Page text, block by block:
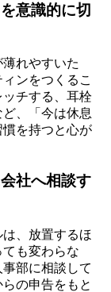
意識的に切
れやすいた
ンをつくるこ
チする、耳栓
、「今は休息
を持つと心が
社へ相談す
、放置するほ
も変わらな
部に相談して
の申告をもと